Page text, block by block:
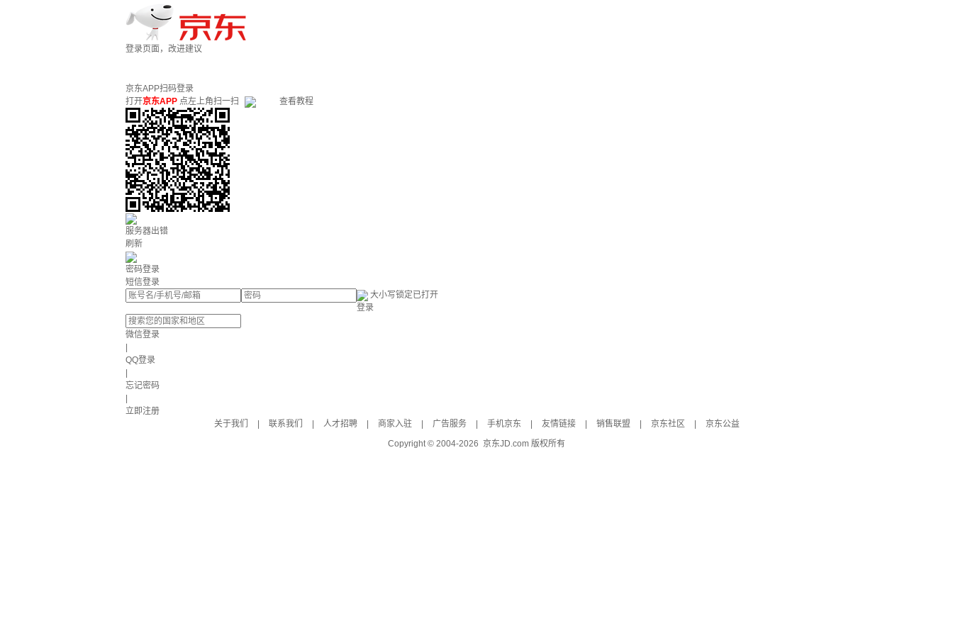
登录页面，改进建议
京东APP扫码登录
打开京东APP 点左上角扫一扫 查看教程
服务器出错
刷新
密码登录
短信登录
大小写锁定已打开
登录
微信登录
QQ登录
忘记密码
立即注册
关于我们
联系我们 人才招聘 商家入驻 广告服务 手机京东 友情链接 销售联盟 京东社区
京东公益
Copyright © 2004-2026 京东JD.com 版权所有